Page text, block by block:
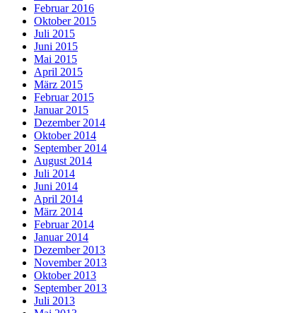
Februar 2016
Oktober 2015
Juli 2015
Juni 2015
Mai 2015
April 2015
März 2015
Februar 2015
Januar 2015
Dezember 2014
Oktober 2014
September 2014
August 2014
Juli 2014
Juni 2014
April 2014
März 2014
Februar 2014
Januar 2014
Dezember 2013
November 2013
Oktober 2013
September 2013
Juli 2013